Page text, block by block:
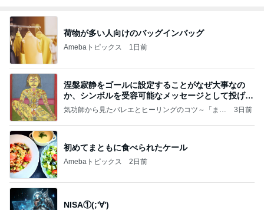
荷物が多い人向けのバッグインバッグ
Amebaトピックス 1日前
涅槃寂静をゴールに設定することがなぜ大事なの
か、シンボルを受容可能なメッセージとして投げる
ことが
気功師から見たバレエとヒーリングのコツ～「まと
3日前
初めてまともに食べられたケール
Amebaトピックス 2日前
NISA①(;'∀')